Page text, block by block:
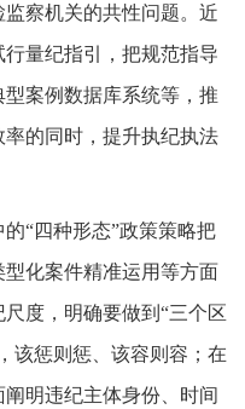
察机关的共性问题。近
量纪指引，把规范指导
案例数据库系统等，推
的同时，提升执纪执法
“四种形态”政策策略把
化案件精准运用等方面
度，明确要做到“三个区
该惩则惩、该容则容；在
明违纪主体身份、时间